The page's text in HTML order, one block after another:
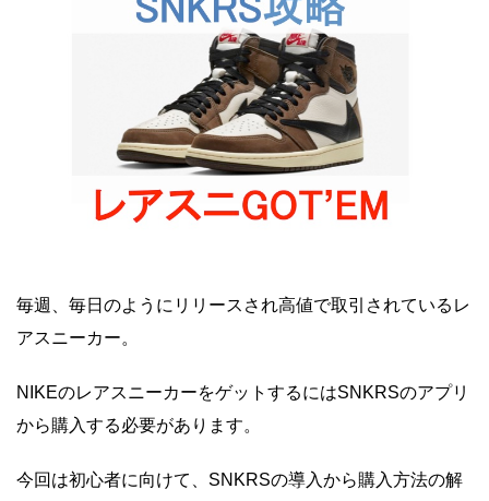
毎週、毎日のようにリリースされ高値で取引されているレ
アスニーカー。
NIKEのレアスニーカーをゲットするにはSNKRSのアプリ
から購入する必要があります。
今回は初心者に向けて、SNKRSの導入から購入方法の解